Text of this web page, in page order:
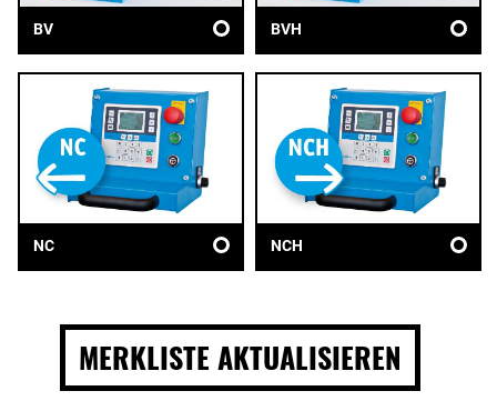
BV BVH
NC NCH
MERKLISTE AKTUALISIEREN